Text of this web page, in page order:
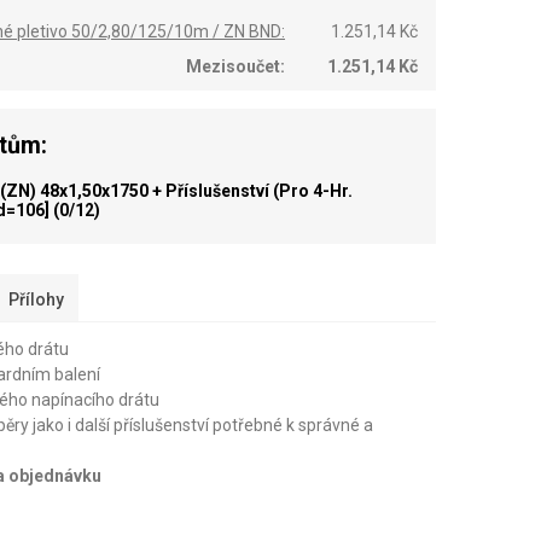
pletivo 50/2,80/125/10m / ZN BND:
1.251,14 Kč
Mezisoučet:
1.251,14 Kč
48x1,50x1750 + Příslušenství (pro 4-Hr.
(0/12)
Přílohy
drátu
balení
napínacího drátu
jako i další příslušenství potřebné k správné a
objednávku